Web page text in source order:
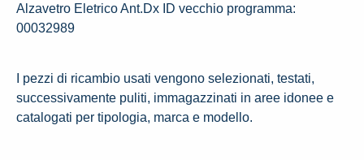
Alzavetro Eletrico Ant.Dx ID vecchio programma:
00032989
I pezzi di ricambio usati vengono selezionati, testati,
successivamente puliti, immagazzinati in aree idonee e
catalogati per tipologia, marca e modello.